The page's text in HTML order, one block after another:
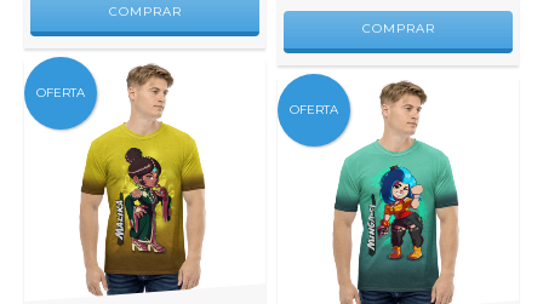
COMPRAR
COMPRAR
OFERTA
OFERTA